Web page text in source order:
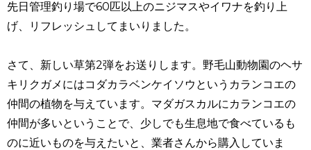
先日管理釣り場で60匹以上のニジマスやイワナを釣り上
げ、リフレッシュしてまいりました。
さて、新しい草第2弾をお送りします。野毛山動物園のヘサ
キリクガメにはコダカラベンケイソウというカランコエの
仲間の植物を与えています。マダガスカルにカランコエの
仲間が多いということで、少しでも生息地で食べているも
のに近いものを与えたいと、業者さんから購入していま